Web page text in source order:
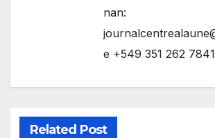
nan:
e +549 351 262 7841
Related Post